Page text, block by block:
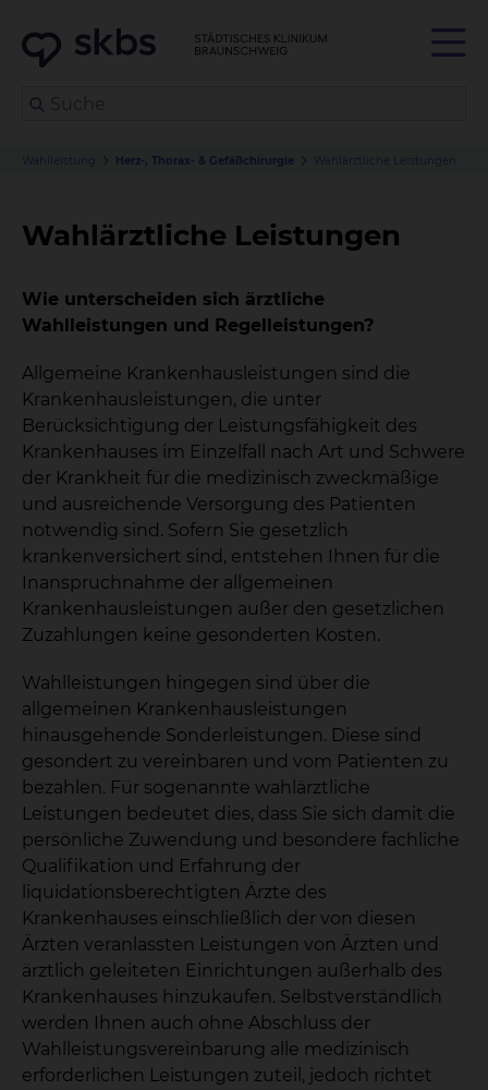
Wahlleistung Herz-, Thorax- & Gefäßchirurgie Wahlärztliche Leistungen
Wahlärztliche Leistungen
Wie unterscheiden sich ärztliche
Wahlleistungen und Regelleistungen?
Allgemeine Krankenhausleistungen sind die
Krankenhausleistungen, die unter
Berücksichtigung der Leistungsfähigkeit des
Krankenhauses im Einzelfall nach Art und Schwere
der Krankheit für die medizinisch zweckmäßige
und ausreichende Versorgung des Patienten
notwendig sind. Sofern Sie gesetzlich
krankenversichert sind, entstehen Ihnen für die
Inanspruchnahme der allgemeinen
Krankenhausleistungen außer den gesetzlichen
Zuzahlungen keine gesonderten Kosten.
Wahlleistungen hingegen sind über die
allgemeinen Krankenhausleistungen
hinausgehende Sonderleistungen. Diese sind
gesondert zu vereinbaren und vom Patienten zu
bezahlen. Für sogenannte wahlärztliche
Leistungen bedeutet dies, dass Sie sich damit die
persönliche Zuwendung und besondere fachliche
Qualifikation und Erfahrung der
liquidationsberechtigten Ärzte des
Krankenhauses einschließlich der von diesen
Ärzten veranlassten Leistungen von Ärzten und
ärztlich geleiteten Einrichtungen außerhalb des
Krankenhauses hinzukaufen. Selbstverständlich
werden Ihnen auch ohne Abschluss der
Wahlleistungsvereinbarung alle medizinisch
erforderlichen Leistungen zuteil, jedoch richtet